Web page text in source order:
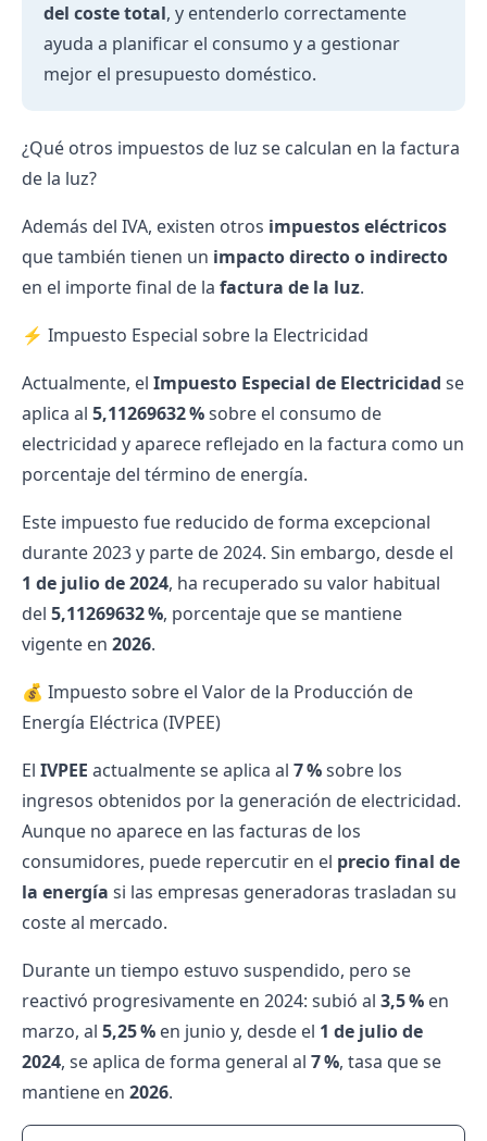
del coste total, y entenderlo correctamente
ayuda a planificar el consumo y a gestionar
mejor el presupuesto doméstico.
¿Qué otros impuestos de luz se calculan en la factura
de la luz?
Además del IVA, existen otros impuestos eléctricos
que también tienen un impacto directo o indirecto
en el importe final de la factura de la luz.
⚡ Impuesto Especial sobre la Electricidad
Actualmente, el Impuesto Especial de Electricidad se
aplica al 5,11269632 %sobre el consumo de
electricidad y aparece reflejado en la factura como un
porcentaje del término de energía.
Este impuesto fue reducido de forma excepcional
durante 2023 y parte de 2024. Sin embargo, desde el
1 de julio de 2024, ha recuperado su valor habitual
del 5,11269632 %, porcentaje que se mantiene
vigente en 2026.
💰 Impuesto sobre el Valor de la Producción de
Energía Eléctrica (IVPEE)
El IVPEE actualmente se aplica al 7 %sobre los
ingresos obtenidos por la generación de electricidad.
Aunque no aparece en las facturas de los
consumidores, puede repercutir en el precio final de
la energía si las empresas generadoras trasladan su
coste al mercado.
Durante un tiempo estuvo suspendido, pero se
reactivó progresivamente en 2024: subió al 3,5 % en
marzo, al 5,25 % en junio y, desde el 1 de julio de
2024, se aplica de forma general al 7 %, tasa que se
mantiene en 2026.